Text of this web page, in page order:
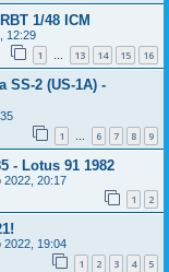
1/48 ICM
12:29
1 … 13 14 15 16
SS-2 (US-1A) -
1 … 6 7 8 9
- Lotus 91 1982
2022, 20:17
1 2
2022, 19:04
1 2 3 4 5